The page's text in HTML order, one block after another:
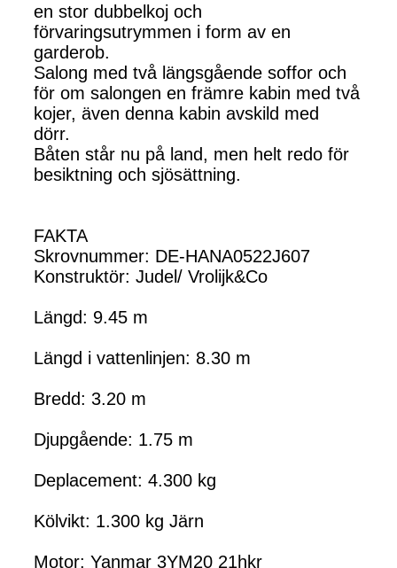
en stor dubbelkoj och
förvaringsutrymmen i form av en
garderob.
Salong med två längsgående soffor och
för om salongen en främre kabin med två
kojer, även denna kabin avskild med
dörr.
Båten står nu på land, men helt redo för
besiktning och sjösättning.
FAKTA
Skrovnummer: DE-HANA0522J607
Konstruktör: Judel/ Vrolijk&Co
Längd: 9.45 m
Längd i vattenlinjen: 8.30 m
Bredd: 3.20 m
Djupgående: 1.75 m
Deplacement: 4.300 kg
Kölvikt: 1.300 kg Järn
Motor: Yanmar 3YM20 21hkr